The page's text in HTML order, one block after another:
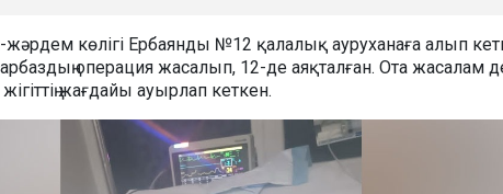
көлігі Ербаянды №12 қалалық ауруханаға алып
операция жасалып, 12-де аяқталған. Ота жасалам
жағдайы ауырлап кеткен.